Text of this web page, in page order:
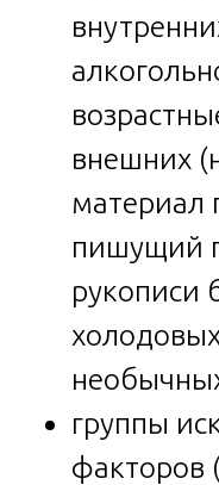
внешних
материал
пишущий
рукописи
группы
факторов